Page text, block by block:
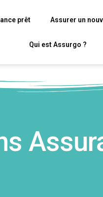
prêt Assurer un
Qui est Assurgo ?